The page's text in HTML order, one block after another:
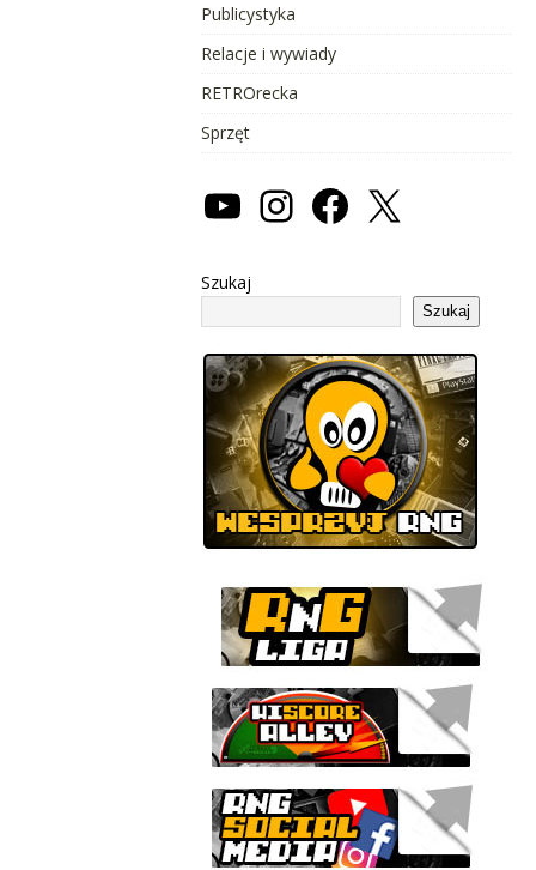
Publicystyka
Relacje i wywiady
RETROrecka
Sprzęt
Szukaj
Szukaj